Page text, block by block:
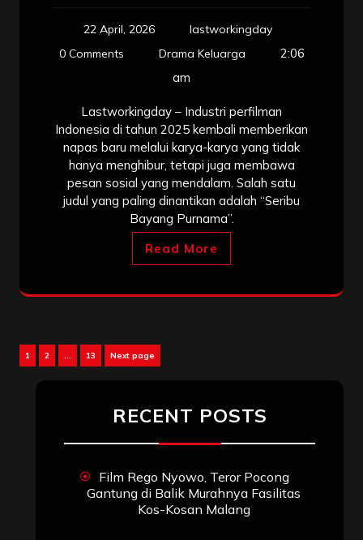
22 April, 2026
lastworkingday
0 Comments
Drama Keluarga
2:06
am
Lastworkingday – Industri perfilman
Indonesia di tahun 2025 kembali memberikan
napas baru melalui karya-karya yang tidak
hanya menghibur, tetapi juga membawa
pesan sosial yang mendalam. Salah satu
judul yang paling dinantikan adalah “Seribu
Bayang Purnama”.
Read More
Posts
Page
1 Page
2 … Page
13 Next page
RECENT POSTS
Film Rego Nyowo, Teror Pocong
Gantung di Balik Murahnya Fasilitas
Kos-Kosan Malang